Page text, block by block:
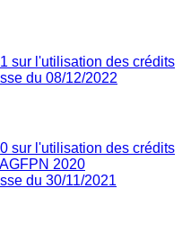
sur l'utilisation des crédits
du 08/12/2022
sur l'utilisation des crédits
2020
du 30/11/2021